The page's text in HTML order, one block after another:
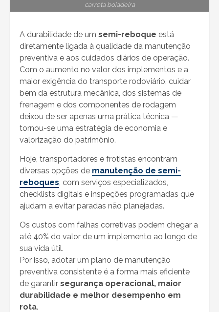
carreta boiadeira
A durabilidade de um semi-reboque está
diretamente ligada à qualidade da manutenção
preventiva e aos cuidados diários de operação.
Com o aumento no valor dos implementos e a
maior exigência do transporte rodoviário, cuidar
bem da estrutura mecânica, dos sistemas de
frenagem e dos componentes de rodagem
deixou de ser apenas uma prática técnica —
tornou-se uma estratégia de economia e
valorização do patrimônio.
Hoje, transportadores e frotistas encontram
diversas opções de manutenção de semi-
reboques, com serviços especializados,
checklists digitais e inspeções programadas que
ajudam a evitar paradas não planejadas.
Os custos com falhas corretivas podem chegar a
até 40% do valor de um implemento ao longo de
sua vida útil.
Por isso, adotar um plano de manutenção
preventiva consistente é a forma mais eficiente
de garantir segurança operacional, maior
durabilidade e melhor desempenho em
rota.